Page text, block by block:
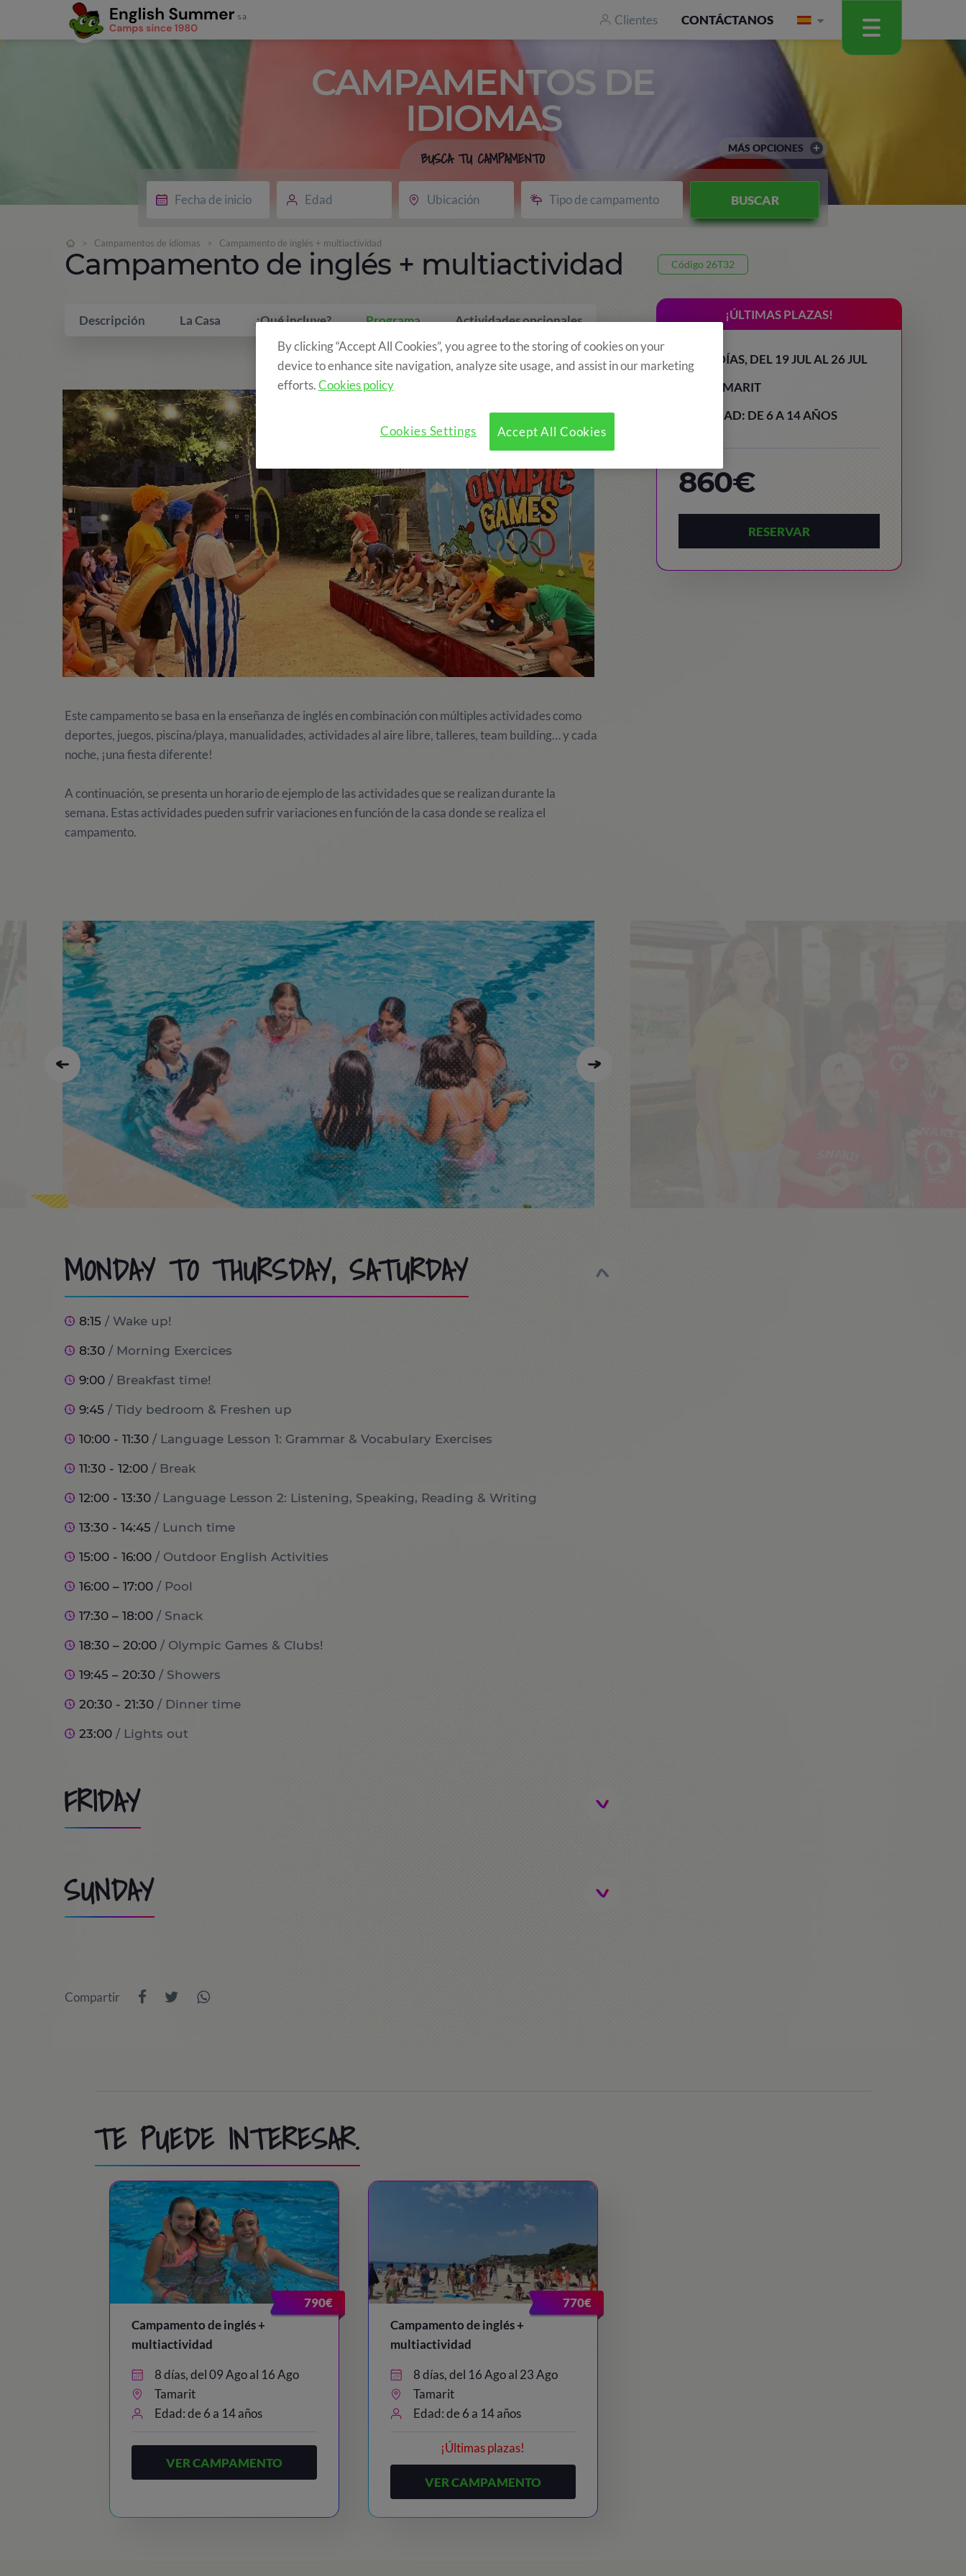
Clientes CONTÁCTANOS
CAMPAMENTOS DE
IDIOMAS
BUSCA TU CAMPAMENTO
Edad Ubicación Tipo de campamento BUSCAR
MÁS OPCIONES
> Campamentos de idiomas > Campamento de inglés + multiactividad
Campamento de inglés + multiactividad Código 26T32
Descripción La Casa ¿Qué incluye? Programa Actividades opcionales ¡ÚLTIMAS PLAZAS!
8 DÍAS, DEL 19 JUL AL 26 JUL
TAMARIT
EDAD: DE 6 A 14 AÑOS
860€
RESERVAR
Este campamento se basa en la enseñanza de inglés en combinación con múltiples actividades como
deportes, juegos, piscina/playa, manualidades, actividades al aire libre, talleres, team building… y cada
noche, ¡una fiesta diferente!
A continuación, se presenta un horario de ejemplo de las actividades que se realizan durante la
semana. Estas actividades pueden sufrir variaciones en función de la casa donde se realiza el
campamento.
MONDAY TO THURSDAY, SATURDAY
8:15 / Wake up!
8:30 / Morning Exercices
9:00 / Breakfast time!
9:45 / Tidy bedroom & Freshen up
10:00 - 11:30 / Language Lesson 1: Grammar & Vocabulary Exercises
11:30 - 12:00 / Break
12:00 - 13:30 / Language Lesson 2: Listening, Speaking, Reading & Writing
13:30 - 14:45 / Lunch time
15:00 - 16:00 / Outdoor English Activities
16:00 – 17:00 / Pool
17:30 – 18:00 / Snack
18:30 – 20:00 / Olympic Games & Clubs!
19:45 – 20:30 / Showers
20:30 - 21:30 / Dinner time
23:00 / Lights out
FRIDAY
9:00 / Traslado a PortAventura World (excursión opcional)
21:45 - 22:45 / Night party!
/ Lights out
SUNDAY
10:00 - 11:30 / Athletics, Pool, Cooperation Race… or Mass (misa opcional)
19:00 - 20:00 / Sports & Leisure
20:00 - 20:30 / Showers
20:30 – 21:30 / Dinner time!
21:45 - 22:45 / Night Party!
/ Lights out
Compartir
TE PUEDE INTERESAR.
790€
Campamento de inglés +
multiactividad
8 días, del 09 Ago al 16 Ago
Tamarit
Edad: de 6 a 14 años
VER CAMPAMENTO
770€
Campamento de inglés +
multiactividad
8 días, del 16 Ago al 23 Ago
Tamarit
Edad: de 6 a 14 años
¡Últimas plazas!
VER CAMPAMENTO
By clicking “Accept All Cookies”, you agree to the storing of cookies on your
device to enhance site navigation, analyze site usage, and assist in our marketing
efforts.Cookies policy
Accept All Cookies
Cookies Settings